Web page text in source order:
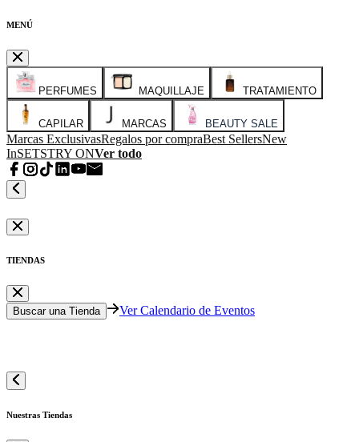
MENÚ
PERFUMES MAQUILLAJE TRATAMIENTO
CAPILAR MARCAS BEAUTY SALE
Marcas ExclusivasRegalos por compraBest SellersNew
InSETSTRY ONVer todo
TIENDAS
Buscar una Tienda Ver Calendario de Eventos
Nuestras Tiendas